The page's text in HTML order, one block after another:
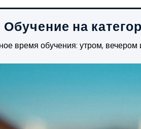
Обучение на
время обучения: утром,